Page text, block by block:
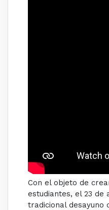
Con el objeto de
estudiantes, el 23 de
tradicional desayuno